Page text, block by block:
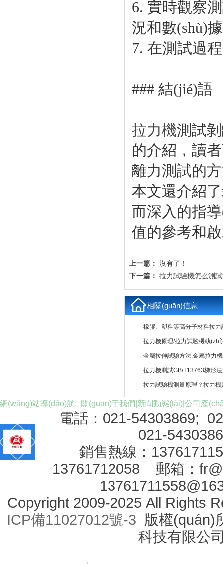
6. 實時觀察測
況和數(shù)
7. 在測試過程
### 結(jié)語
拉力機測試
的介紹，
離力測試的方
本文還介紹
而深入的指
值的參考和啟
上一篇： 沒有了！
下一篇： 拉力試驗機怎么測
相關(guān)信息
橡膠、塑料等高分子材料
拉力機原理/拉力試驗機執
金屬拉伸試驗方法,金屬拉力機測
拉力機測試GB/T13763梯形
拉力試驗機測量原理？拉力機
網(wǎng)站導(dǎo)航: 關(guān)于我們 新聞動態(tài) 公司產
電話：021-54303869;
021-
銷售熱線：
13761712058 郵箱：
Copyright 2009-2025 All Rights
ICP備11027012號-3 版權(quán)
科技有限公